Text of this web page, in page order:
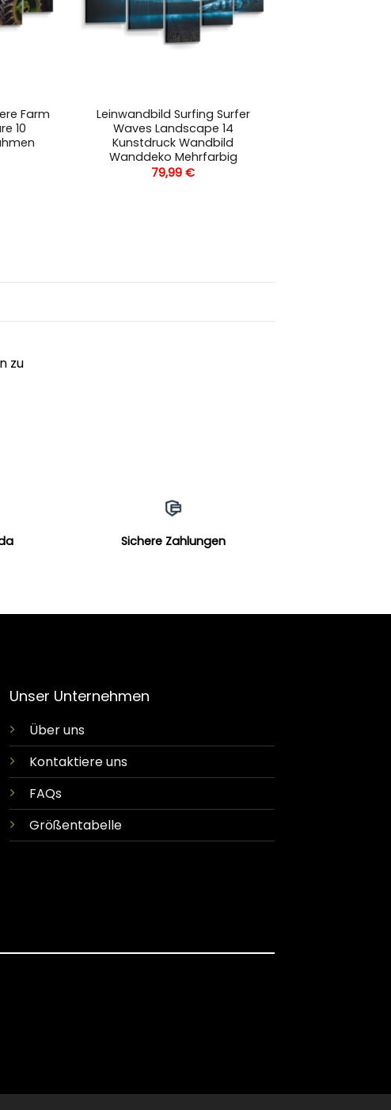
Farm
10
Leinwandbild Surfing Surfer
Waves Landscape 14
Kunstdruck Wandbild
Wanddeko Mehrfarbig
79,99€
zu
Sichere Zahlungen
Unser Unternehmen
Über uns
Kontaktiere uns
FAQs
Größentabelle